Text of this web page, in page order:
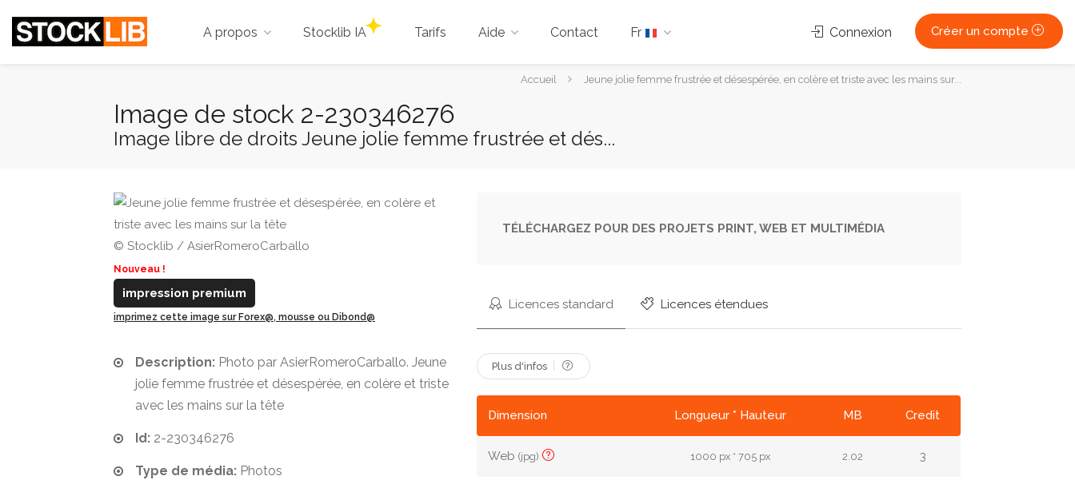
A propos Stocklib IA Tarifs Aide Contact Fr Connexion Créer un compte
VousAccueil Jeune jolie femme frustrée et désespérée, en colère et triste avec les mains sur...
Image de stock 2-230346276
Image libre de droits Jeune jolie femme frustrée et dés...
© Stocklib / AsierRomeroCarballo
Nouveau !
impression premium
imprimez cette image sur Forex@, mousse ou Dibond@
Description: Photo par AsierRomeroCarballo. Jeune
jolie femme frustrée et désespérée, en colère et triste
avec les mains sur la tête
Id: 2-230346276
Type de média: Photos
TÉLÉCHARGEZ POUR DES PROJETS PRINT, WEB ET MULTIMÉDIA
Licences standard Licences étendues
Plus d'infos
Dimension Longueur * Hauteur MB Credit
Web(jpg) 1000 px * 705 px 2.02 3